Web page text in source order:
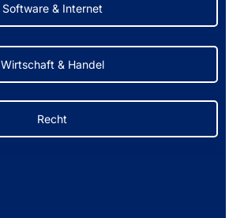
Software & Internet
Wirtschaft & Handel
Recht